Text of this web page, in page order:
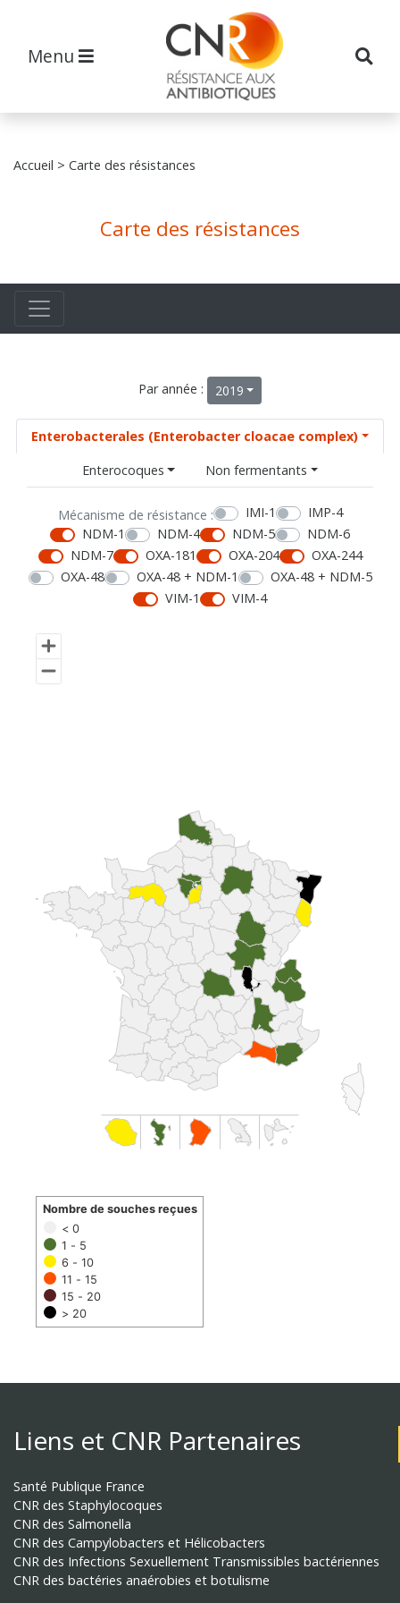
Menu
Accueil > Carte des résistances
Carte des résistances
Par année : 2019
Enterobacterales (Enterobacter cloacae complex)
Enterocoques
Non fermentants
Mécanisme de résistance : IMI-1
IMP-4
NDM-1
NDM-4 NDM-5
NDM-6
NDM-7
OXA-181 OXA-204
OXA-244
OXA-48
OXA-48 + NDM-1
OXA-48 + NDM-5
VIM-1
VIM-4
< 0
1 - 5
6 - 10
11 - 15
15 - 20
> 20
Nombre de souches reçues
Liens et CNR Partenaires
Santé Publique France
CNR des Staphylocoques
CNR des Salmonella
CNR des Campylobacters et Hélicobacters
CNR des Infections Sexuellement Transmissibles bactériennes
CNR des bactéries anaérobies et botulisme